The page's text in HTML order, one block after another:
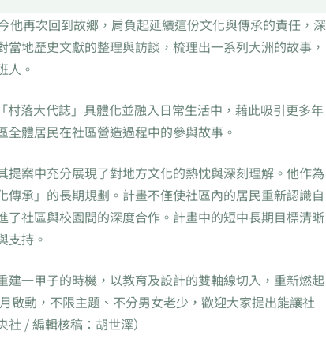
再次回到故鄉，肩負起延續這份文化與傳承的責任，深
地歷史文獻的整理與訪談，梳理出一系列大洲的故事，
人。
落大代誌」具體化並融入日常生活中，藉此吸引更多年
體居民在社區營造過程中的參與故事。
案中充分展現了對地方文化的熱忱與深刻理解。他作為
承」的長期規劃。計畫不僅使社區內的居民重新認識自
社區與校園間的深度合作。計畫中的短中長期目標清晰
支持。
一甲子的時機，以教育及設計的雙軸線切入，重新燃起
啟動，不限主題、不分男女老少，歡迎大家提出能讓社
/ 編輯核稿：胡世澤）